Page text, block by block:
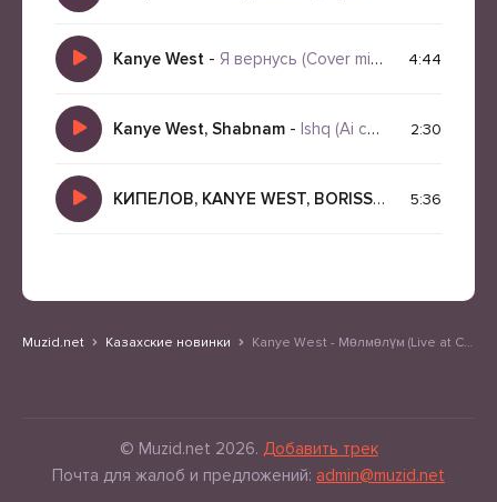
Kanye West - Я вернусь (Cover mix 2026) 4:44
Kanye West, Shabnam - Ishq (Ai cover by Cartell de Paris) 2:30
КИПЕЛОВ, KANYE WEST, BORISSOVPRO -
5:36
Muzid.net Казахские новинки Kanye West - Мөлмөлүм (Live at Crimson Dome Arena)
© Muzid.net 2026. Добавить трек
Почта для жалоб и предложений: admin@muzid.net